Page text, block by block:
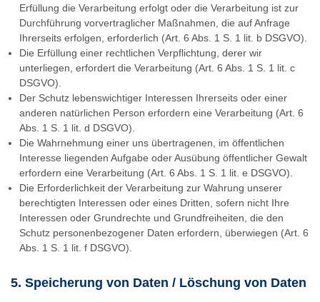
Erfüllung die Verarbeitung erfolgt oder die Verarbeitung ist zur
Durchführung vorvertraglicher Maßnahmen, die auf Anfrage
Ihrerseits erfolgen, erforderlich (Art. 6 Abs. 1 S. 1 lit. b DSGVO).
Die Erfüllung einer rechtlichen Verpflichtung, derer wir
unterliegen, erfordert die Verarbeitung (Art. 6 Abs. 1 S. 1 lit. c
DSGVO).
Der Schutz lebenswichtiger Interessen Ihrerseits oder einer
anderen natürlichen Person erfordern eine Verarbeitung (Art. 6
Abs. 1 S. 1 lit. d DSGVO).
Die Wahrnehmung einer uns übertragenen, im öffentlichen
Interesse liegenden Aufgabe oder Ausübung öffentlicher Gewalt
erfordern eine Verarbeitung (Art. 6 Abs. 1 S. 1 lit. e DSGVO).
Die Erforderlichkeit der Verarbeitung zur Wahrung unserer
berechtigten Interessen oder eines Dritten, sofern nicht Ihre
Interessen oder Grundrechte und Grundfreiheiten, die den
Schutz personenbezogener Daten erfordern, überwiegen (Art. 6
Abs. 1 S. 1 lit. f DSGVO).
5. Speicherung von Daten / Löschung von Daten